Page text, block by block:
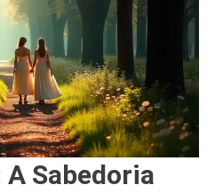
Sabedoria